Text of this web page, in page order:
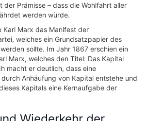
der Prämisse – dass die Wohlfahrt aller
werden würde.
Marx das Manifest der
welches ein Grundsatzpapier des
sollte. Im Jahr 1867 erschien ein
Marx, welches den Titel: Das Kapital
macht er deutlich, dass eine
Anhäufung von Kapital entstehe und
Kapitals eine Kernaufgabe der